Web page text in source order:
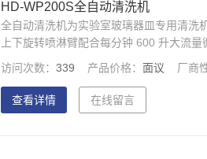
HD-WP200S全自动清洗机
全自动清洗机为实验室玻璃器皿专用清洗
上下旋转喷淋臂配合每分钟 600 升大流
UVC 杀菌，水质与清洗效果达标可追溯。
访问次数：339 产品价格：面议 厂商
查看详情 在线留言